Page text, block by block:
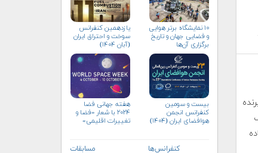
۱۰ نمایشگاه برتر هوایی
و فضایی جهان و تاریخ
برگزاری آن‌ها
یازدهمین کنفرانس
سوخت و احتراق ایران
(آبان‌ ۱۴۰۴)
بیست و سومین
کنفرانس انجمن
هوافضای ايران (۱۴۰۴)
هفته جهانی فضا
۲۰۲۴ با شعار «فضا و
تغییرات اقلیمی»
کنفرانس‌ها
مسابقات